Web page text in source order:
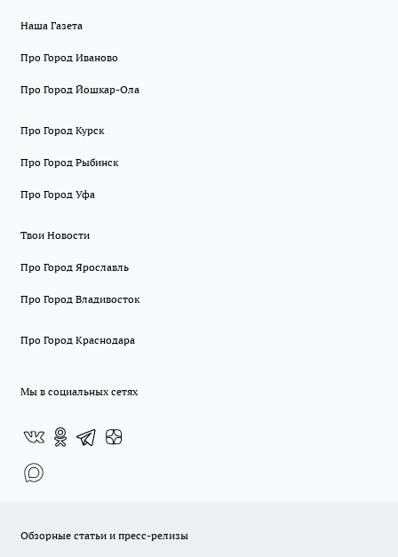
Наша Газета
Про Город Иваново
Про Город Йошкар-Ола
Про Город Курск
Про Город Рыбинск
Про Город Уфа
Твои Новости
Про Город Ярославль
Про Город Владивосток
Про Город Краснодара
Мы в социальных сетях
Обзорные статьи и пресс-релизы